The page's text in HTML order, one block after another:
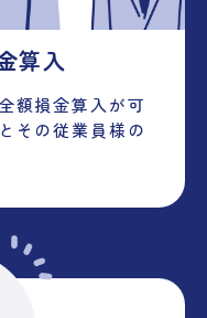
算入
額損金算入が可
その従業員様の